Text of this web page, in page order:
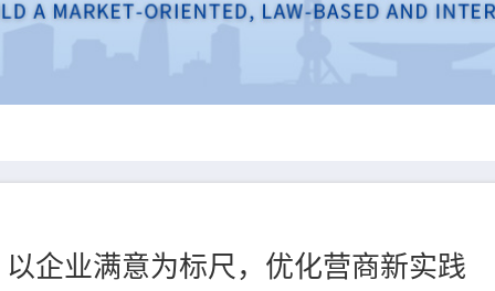
以企业满意为标尺，优化营商新实践